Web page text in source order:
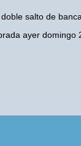
salto de banca
ayer domingo